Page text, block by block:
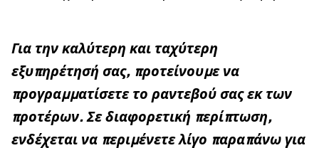
Για την καλύτερη και ταχύτερη
εξυπηρέτησή σας, προτείνουμε να
προγραμματίσετε το ραντεβού σας εκ των
προτέρων. Σε διαφορετική περίπτωση,
ενδέχεται να περιμένετε λίγο παραπάνω για